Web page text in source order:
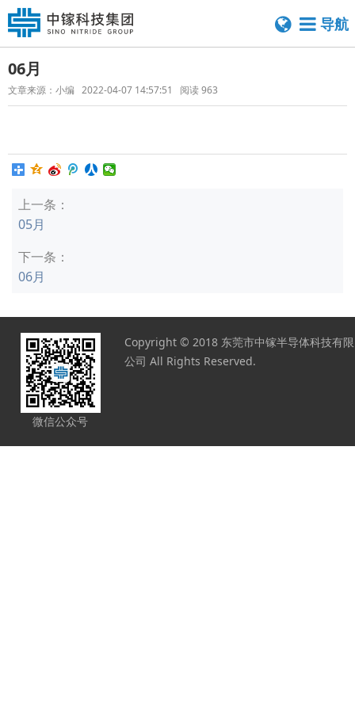
导航
06月
文章来源： 小编 2022-04-07 14:57:51 阅读963
上一条：
05月
下一条：
06月
微信公众号
Copyright © 2018 东莞市中镓半导体科技有限
公司 All Rights Reserved.